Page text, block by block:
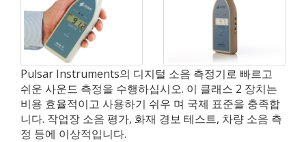
Pulsar Instruments의 디지털 소음 측정기로 빠르고
쉬운 사운드 측정을 수행하십시오. 이 클래스 2 장치는
비용 효율적이고 사용하기 쉬우 며 국제 표준을 충족합
니다. 작업장 소음 평가, 화재 경보 테스트, 차량 소음 측
정 등에 이상적입니다.